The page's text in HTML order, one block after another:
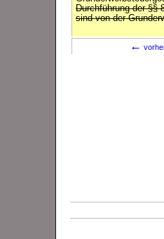
Durchführung der §§
sind von der
←